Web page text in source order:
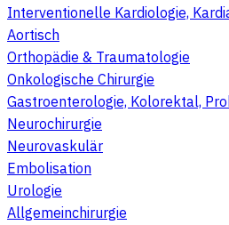
Interventionelle Kardiologie,
Aortisch
Orthopädie & Traumatologie
Onkologische Chirurgie
Gastroenterologie, Kolorektal,
Neurochirurgie
Neurovaskulär
Embolisation
Urologie
Allgemeinchirurgie